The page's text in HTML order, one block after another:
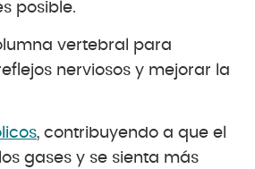
posible.
vertebral para
nerviosos y mejorar la
, contribuyendo a que el
gases y se sienta más